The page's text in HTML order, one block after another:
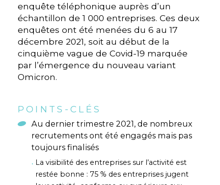
enquête téléphonique auprès d’un
échantillon de 1 000 entreprises. Ces deux
enquêtes ont été menées du 6 au 17
décembre 2021, soit au début de la
cinquième vague de Covid-19 marquée
par l’émergence du nouveau variant
Omicron.
POINTS-CLÉS
Au dernier trimestre 2021, de nombreux
recrutements ont été engagés mais pas
toujours finalisés
La visibilité des entreprises sur l’activité est
restée bonne : 75 % des entreprises jugent